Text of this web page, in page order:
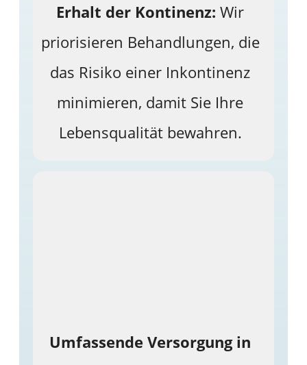
Erhalt der Kontinenz: Wir
priorisieren Behandlungen, die
das Risiko einer Inkontinenz
minimieren, damit Sie Ihre
Lebensqualität bewahren.
Umfassende Versorgung in